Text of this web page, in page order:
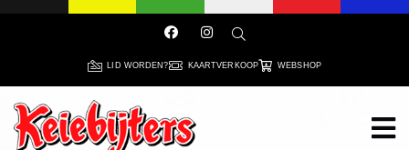
LID WORDEN? KAARTVERKOOP WEBSHOP